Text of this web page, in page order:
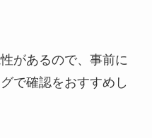
があるので、事前に
で確認をおすすめし